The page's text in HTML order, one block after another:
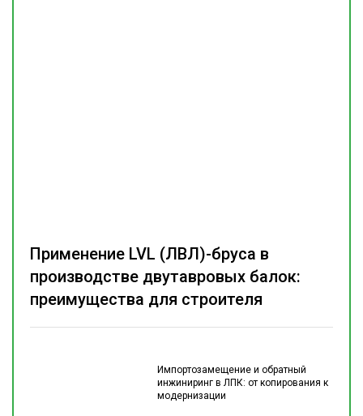
Импортозамещение и обратный
инжиниринг в ЛПК: от копирования к
модернизации
Применение LVL (ЛВЛ)-бруса в
производстве двутавровых балок:
преимущества для строителя